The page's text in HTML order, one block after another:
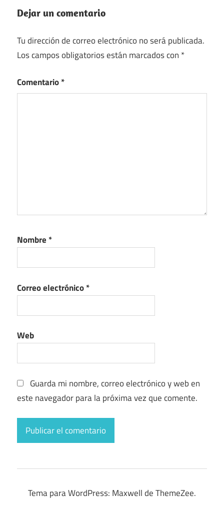
Dejar un comentario
Tu dirección de correo electrónico no será publicada.
Los campos obligatorios están marcados con *
Comentario*
Nombre *
Correo electrónico*
Web
Guarda mi nombre, correo electrónico y web en
este navegador para la próxima vez que comente.
Tema para WordPress: Maxwell de ThemeZee.